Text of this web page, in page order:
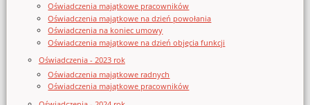
Oświadczenia majątkowe pracowników
Oświadczenia majątkowe na dzień powołania
Oświadczenia na koniec umowy
Oświadczenia majątkowe na dzień objęcia funkcji
Oświadczenia - 2023 rok
Oświadczenia majątkowe radnych
Oświadczenia majątkowe pracowników